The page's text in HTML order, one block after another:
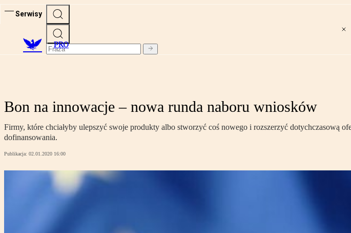
Serwisy
PRO
Bon na innowacje – nowa runda naboru wniosków
Firmy, które chciałyby ulepszyć swoje produkty albo stworzyć coś nowego i rozszerzyć dotychczasową
dofinansowania.
Publikacja: 02.01.2020 16:00